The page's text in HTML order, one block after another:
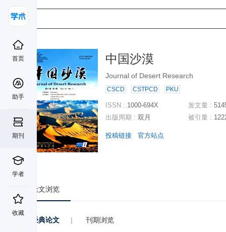
首页
助手
期刊
学者
收藏
中国沙漠
Journal of Desert Research
CSCD CSTPCD PKU
ISSN : 1000-694X
出版周期 : 双月
发文量 :
被引量 :
投稿链接 官方站点
论文浏览
经典论文 | 刊期浏览